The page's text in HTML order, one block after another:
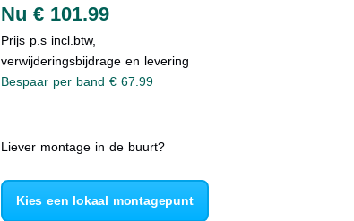
Nu € 101.99
Prijs p.s incl.btw,
verwijderingsbijdrage en levering
Bespaar per band € 67.99
Liever montage in de buurt?
Kies een lokaal montagepunt